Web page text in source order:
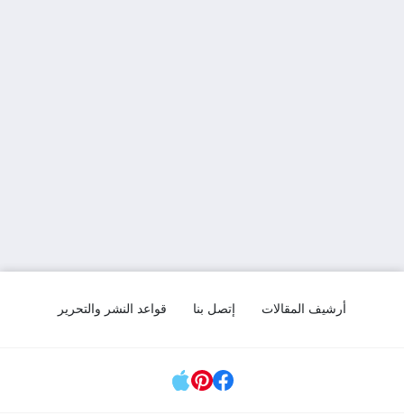
أرشيف المقالات إتصل بنا قواعد النشر والتحرير
مواقع التواصل